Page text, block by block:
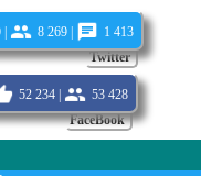
Twitter
8 269 | 1 413
FaceBook
52 234 | 53 428